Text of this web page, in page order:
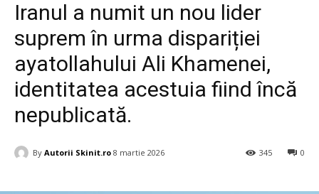
Iranul a numit un nou lider
suprem în urma dispariției
ayatollahului Ali Khamenei,
identitatea acestuia fiind încă
nepublicată.
By Autorii Skinit.ro 8 martie 2026 0
345